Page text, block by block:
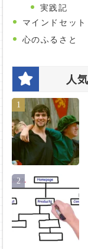
実践記
マインドセット
心のふるさと
人
1
2